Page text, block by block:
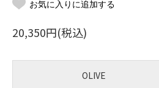
20,350円(税込)
OLIVE